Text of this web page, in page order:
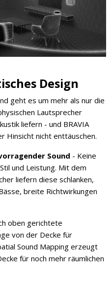
Design
geht es um mehr als nur die
Lautsprecher
liefern - und BRAVIA
Hinsicht nicht enttäuschen.
Sound - Keine
und Leistung. Mit dem
liefern diese schlanken,
breite Richtwirkungen
oben gerichtete
von der Decke für
Sound Mapping erzeugt
für noch mehr räumlichen